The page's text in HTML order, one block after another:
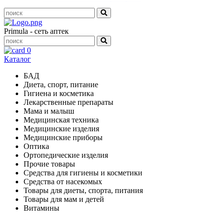
Primula - сеть аптек
0
Каталог
БАД
Диета, спорт, питание
Гигиена и косметика
Лекарственные препараты
Мама и малыш
Медицинская техника
Медицинские изделия
Медицинские приборы
Оптика
Ортопедические изделия
Прочие товары
Средства для гигиены и косметики
Средства от насекомых
Товары для диеты, спорта, питания
Товары для мам и детей
Витамины